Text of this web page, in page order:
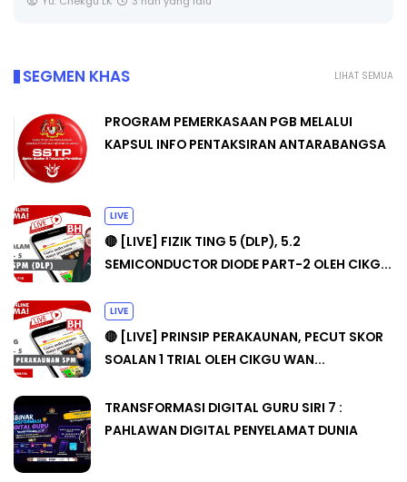
LIHAT SEMUA
SEGMEN KHAS
PROGRAM PEMERKASAAN PGB MELALUI
KAPSUL INFO PENTAKSIRAN ANTARABANGSA
LIVE
🔴 [LIVE] FIZIK TING 5 (DLP), 5.2
SEMICONDUCTOR DIODE PART-2 OLEH CIKG...
LIVE
🔴 [LIVE] PRINSIP PERAKAUNAN, PECUT SKOR
SOALAN 1 TRIAL OLEH CIKGU WAN...
TRANSFORMASI DIGITAL GURU SIRI 7 :
PAHLAWAN DIGITAL PENYELAMAT DUNIA